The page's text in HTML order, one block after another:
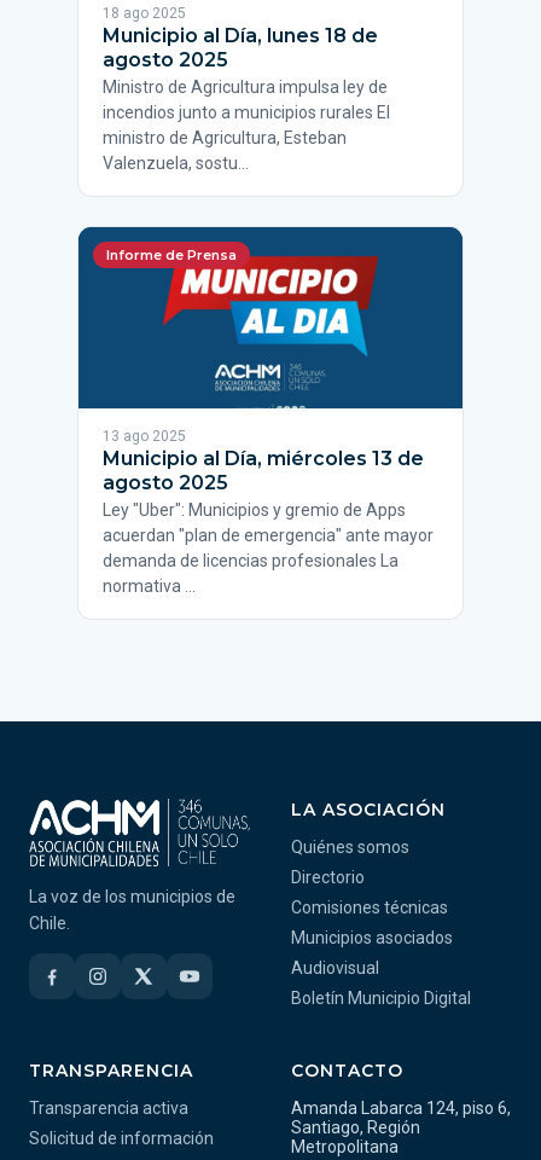
18 ago 2025
Municipio al Día, lunes 18 de
agosto 2025
Ministro de Agricultura impulsa ley de
incendios junto a municipios rurales El
ministro de Agricultura, Esteban
Valenzuela, sostu…
Informe de Prensa
13 ago 2025
Municipio al Día, miércoles 13 de
agosto 2025
Ley "Uber": Municipios y gremio de Apps
acuerdan "plan de emergencia" ante mayor
demanda de licencias profesionales La
normativa …
La voz de los municipios de
Chile.
LA ASOCIACIÓN
Quiénes somos
Directorio
Comisiones técnicas
Municipios asociados
Audiovisual
Boletín Municipio Digital
TRANSPARENCIA
Transparencia activa
Solicitud de información
CONTACTO
Amanda Labarca 124, piso 6,
Santiago, Región
Metropolitana